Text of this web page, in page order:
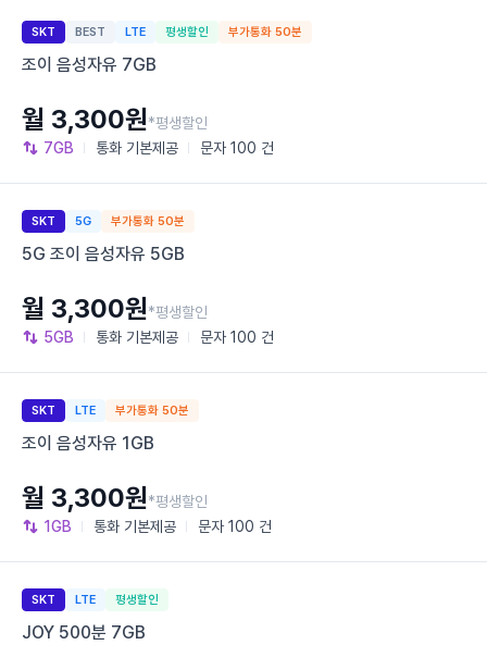
SKT BEST LTE 평생할인 부가통화 50분
조이 음성자유 7GB
7GB 통화 기본제공 문자 100 건
월 3,300원*평생할인
SKT 5G 부가통화 50분
5G 조이 음성자유 5GB
5GB 통화 기본제공 문자 100 건
월 3,300원*평생할인
SKT LTE 부가통화 50분
조이 음성자유 1GB
1GB 통화 기본제공 문자 100 건
월 3,300원*평생할인
SKT LTE 평생할인
JOY 500분 7GB